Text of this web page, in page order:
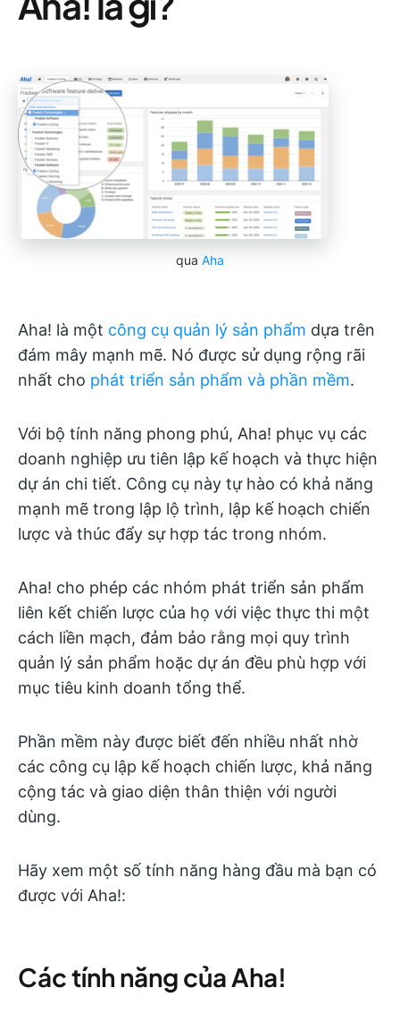
qua Aha
Aha! là một công cụ quản lý sản phẩm dựa trên
đám mây mạnh mẽ. Nó được sử dụng rộng rãi
nhất cho phát triển sản phẩm và phần mềm.
Với bộ tính năng phong phú, Aha! phục vụ các
doanh nghiệp ưu tiên lập kế hoạch và thực hiện
dự án chi tiết. Công cụ này tự hào có khả năng
mạnh mẽ trong lập lộ trình, lập kế hoạch chiến
lược và thúc đẩy sự hợp tác trong nhóm.
Aha! cho phép các nhóm phát triển sản phẩm
liên kết chiến lược của họ với việc thực thi một
cách liền mạch, đảm bảo rằng mọi quy trình
quản lý sản phẩm hoặc dự án đều phù hợp với
mục tiêu kinh doanh tổng thể.
Phần mềm này được biết đến nhiều nhất nhờ
các công cụ lập kế hoạch chiến lược, khả năng
cộng tác và giao diện thân thiện với người
dùng.
Hãy xem một số tính năng hàng đầu mà bạn có
được với Aha!:
Các tính năng của Aha!